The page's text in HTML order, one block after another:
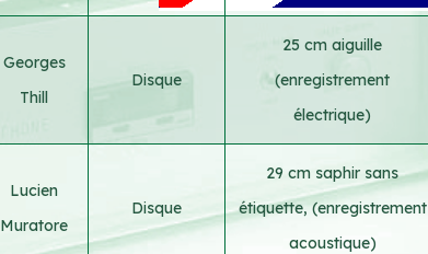
Georges
Thill
Disque
25 cm aiguille
(enregistrement
électrique)
Lucien
Muratore
Disque
29 cm saphir sans
étiquette, (enregistrement
acoustique)